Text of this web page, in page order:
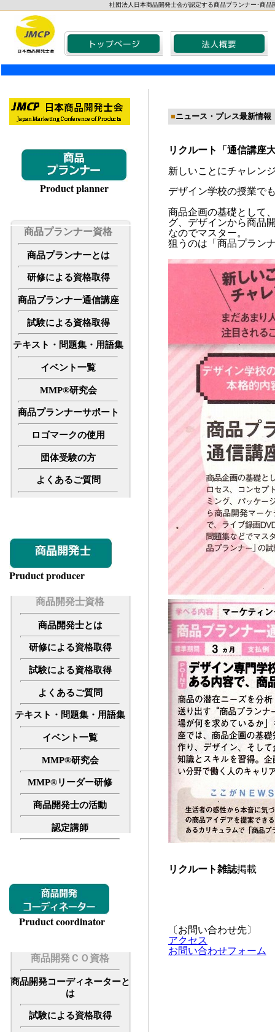
社団法人日本商品開発士会が認定する商品プランナー･商
Product planner
商品プランナー資格
商品プランナーとは
研修による資格取得
商品プランナー通信講座
試験による資格取得
テキスト・問題集・用語集
イベント一覧
MMP®研究会
商品プランナーサポート
ロゴマークの使用
団体受験の方
よくあるご質問
Pruduct producer
商品開発士資格
商品開発士とは
研修による資格取得
試験による資格取得
よくあるご質問
テキスト・問題集・用語集
イベント一覧
MMP®研究会
MMP®リーダー研修
商品開発士の活動
認定講師
Pruduct coordinator
商品開発ＣＯ資格
商品開発コーディネーターと
は
試験による資格取得
■ニュース・プレス最新情報
リクルート「通信講座
新しいことにチャレン
デザイン学校の授業で
商品企画の基礎として
グ、デザインから商品
なのでマスター。
狙うのは「商品プラン
リクルート雑誌掲載
〔お問い合わせ先〕
アクセス
お問い合わせフォーム